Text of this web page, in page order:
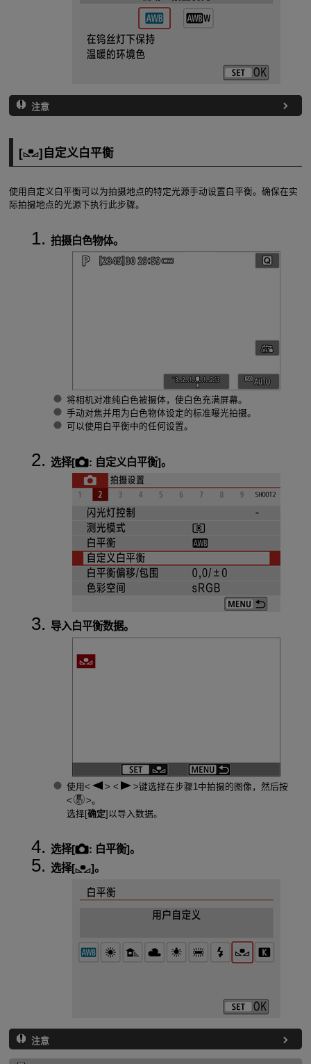
注意
[ ]自定义白平衡
使用自定义白平衡可以为拍摄地点的特定光源手动设置白平衡。确保在实
际拍摄地点的光源下执行此步骤。
拍摄白色物体。
将相机对准纯白色被摄体，使白色充满屏幕。
手动对焦并用为白色物体设定的标准曝光拍摄。
可以使用白平衡中的任何设置。
选择[ : 自定义白平衡]。
导入白平衡数据。
使用
键选择在步骤1中拍摄的图像，然后按
。
选择[确定]以导入数据。
选择[ : 白平衡]。
选择[
]。
注意